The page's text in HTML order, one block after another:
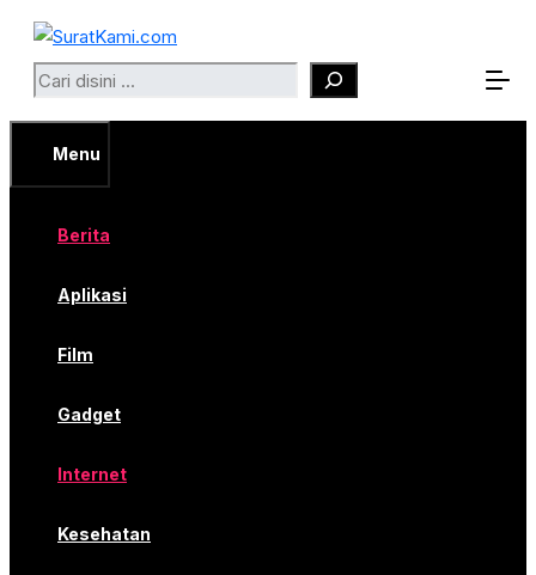
Langsung
Search
Menu
Berita
Aplikasi
Film
Gadget
Internet
Kesehatan